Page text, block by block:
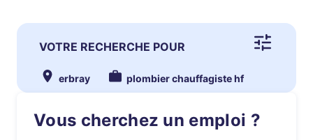
VOTRE RECHERCHE POUR
erbray plombier chauffagiste hf
Vous cherchez un emploi ?